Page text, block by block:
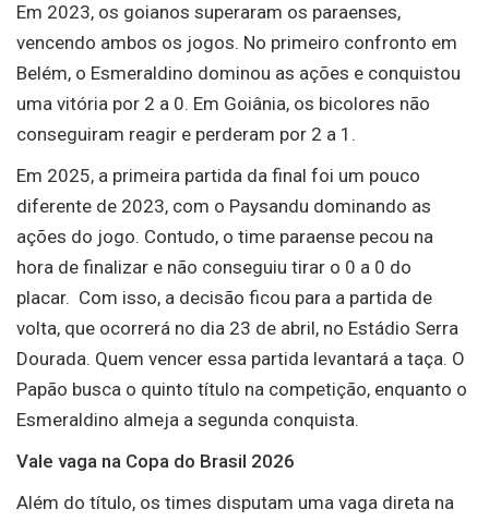
Em 2023, os goianos superaram os paraenses,
vencendo ambos os jogos. No primeiro confronto em
Belém, o Esmeraldino dominou as ações e conquistou
uma vitória por 2 a 0. Em Goiânia, os bicolores não
conseguiram reagir e perderam por 2 a 1.
Em 2025, a primeira partida da final foi um pouco
diferente de 2023, com o Paysandu dominando as
ações do jogo. Contudo, o time paraense pecou na
hora de finalizar e não conseguiu tirar o 0 a 0 do
placar. Com isso, a decisão ficou para a partida de
volta, que ocorrerá no dia 23 de abril, no Estádio Serra
Dourada. Quem vencer essa partida levantará a taça. O
Papão busca o quinto título na competição, enquanto o
Esmeraldino almeja a segunda conquista.
Vale vaga na Copa do Brasil 2026
Além do título, os times disputam uma vaga direta na